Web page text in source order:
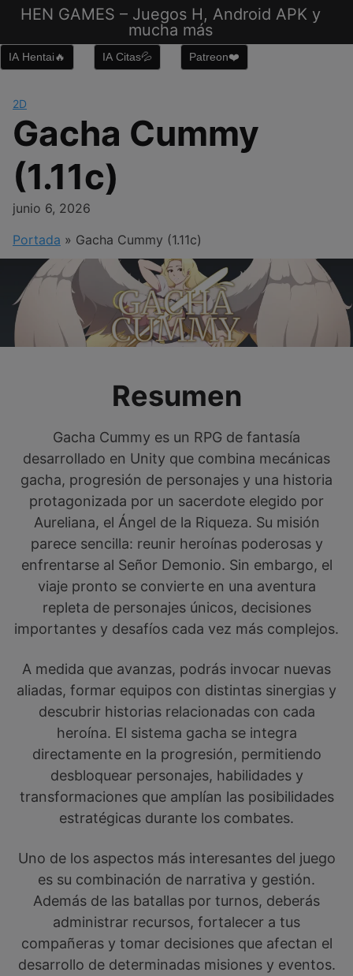
Saltar
contenido
HEN GAMES – Juegos H, Android APK y
mucha más
IA Hentai🔥 IA Citas💦 Patreon❤️
2D
Gacha Cummy
(1.11c)
junio 6, 2026
Portada » Gacha Cummy (1.11c)
Resumen
Gacha Cummy es un RPG de fantasía
desarrollado en Unity que combina mecánicas
gacha, progresión de personajes y una historia
protagonizada por un sacerdote elegido por
Aureliana, el Ángel de la Riqueza. Su misión
parece sencilla: reunir heroínas poderosas y
enfrentarse al Señor Demonio. Sin embargo, el
viaje pronto se convierte en una aventura
repleta de personajes únicos, decisiones
importantes y desafíos cada vez más complejos.
A medida que avanzas, podrás invocar nuevas
aliadas, formar equipos con distintas sinergias y
descubrir historias relacionadas con cada
heroína. El sistema gacha se integra
directamente en la progresión, permitiendo
desbloquear personajes, habilidades y
transformaciones que amplían las posibilidades
estratégicas durante los combates.
Uno de los aspectos más interesantes del juego
es su combinación de narrativa y gestión.
Además de las batallas por turnos, deberás
administrar recursos, fortalecer a tus
compañeras y tomar decisiones que afectan el
desarrollo de determinadas misiones y eventos.